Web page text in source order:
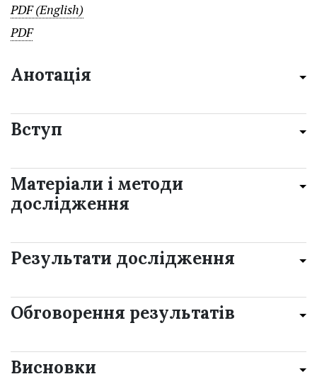
PDF (English)
PDF
Анотація
Вступ
Матеріали і методи
дослідження
Результати дослідження
Обговорення результатів
Висновки